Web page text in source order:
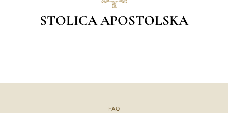
STOLICA APOSTOLSKA
FAQ